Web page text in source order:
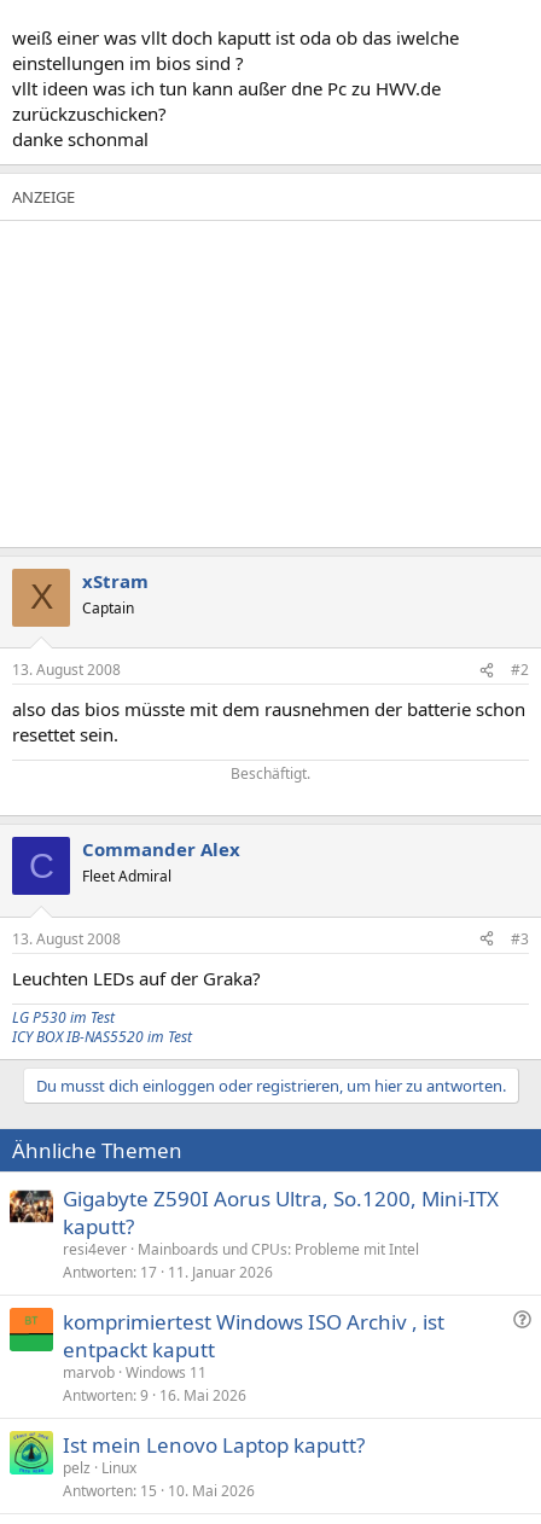
weiß einer was vllt doch kaputt ist oda ob das iwelche
einstellungen im bios sind ?
vllt ideen was ich tun kann außer dne Pc zu HWV.de
zurückzuschicken?
danke schonmal
X xStram
Captain
13. August 2008 #2
also das bios müsste mit dem rausnehmen der batterie schon
resettet sein.
Beschäftigt.
C Commander Alex
Fleet Admiral
13. August 2008 #3
Leuchten LEDs auf der Graka?
LG P530 im Test
ICY BOX IB-NAS5520 im Test
Du musst dich einloggen oder registrieren, um hier zu antworten.
Ähnliche Themen
Gigabyte Z590I Aorus Ultra, So.1200, Mini-ITX
kaputt?
resi4ever Mainboards und CPUs: Probleme mit Intel
Antworten 17 11. Januar 2026
F
e
komprimiertest Windows ISO Archiv , ist
entpackt kaputt
marvob Windows 11
Antworten 9 16. Mai 2026
Ist mein Lenovo Laptop kaputt?
pelz
Linux
Antworten 15 10. Mai 2026